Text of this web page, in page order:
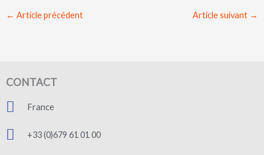
← Article précédent Article suivant →
CONTACT
France
+33 (0)679 61 01 00